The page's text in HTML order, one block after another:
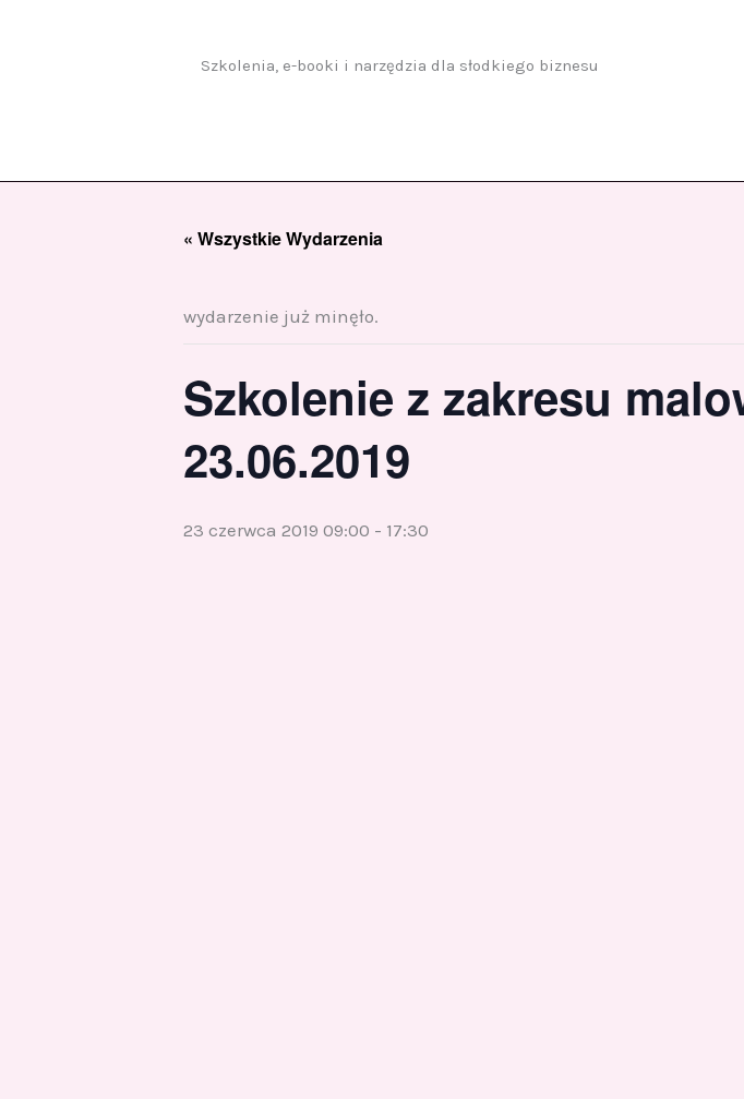
Szkolenia, e-booki i narzędzia dla słodkiego biznesu
« Wszystkie Wydarzenia
wydarzenie już minęło.
Szkolenie z zakresu
23.06.2019
23 czerwca 2019 09:00 - 17:30